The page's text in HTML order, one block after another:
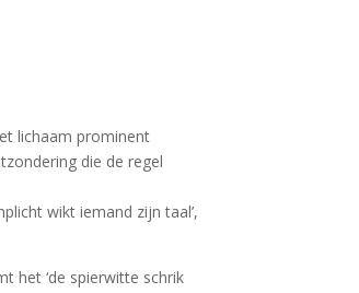
lichaam prominent
die de regel
wikt iemand zijn taal’,
het ‘de spierwitte schrik